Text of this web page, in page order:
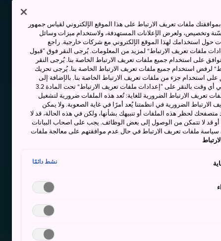
ملفات تعريف الارتباط على هذا الموقع الإلكتروني لقياس جمهور
وتخصيص، ولعرض الإعلانات المستهدفة، ولاستخدام ميزات وسائل
حول استخدامك لهذا الموقع الإلكتروني مع شركات خارجية. راجع
ملفات تعريف الارتباط“ لمزيد من المعلومات. يُرجى النقر فوق ”قبول
على استخدام جميع ملفات تعريف الارتباط الخاصة بنا. يُرجى النقر
لرفض استخدام جميع ملفات تعريف الارتباط الخاصة بنا. يُرجى تحريك
على استخدام جزء من ملفات تعريف الارتباط الخاصة بنا. بالإضافة إلى
ذلك، يمكنك تغيير موافقتك أو سحبها في أي وقت بالنقر على ”إعدادات ملفات تعريف الارتباط“ تحت المادة 3.2
تعريف الارتباط الضرورية للغاية: تُعد هذه الملفات ضرورية لتشغيل
الارتباط الضرورية في انظمتنا يُعد أمرًا في غاية الصعوبة. ولا يمكن
متصفحك لحظر هذه الملفات أو تنبيهك بشأنها، ولكن في هذه الحالة، قد لا
قد لا تتمكن من الوصول إلى بعض الوظائف. يجب على اصحاب البيانات
سياسة ملفات تعريف الارتباط في حال عدم موافقتهم على معالجة ملفات
نشط دائمًا